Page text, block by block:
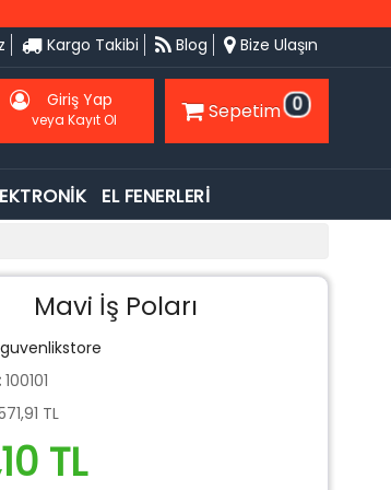
Kargo Takibi Blog Bize Ulaşın
Giriş Yap
veya Kayıt Ol Sepetim 0
EL FENERLERİ
Mavi İş Poları
100101
TL
TL